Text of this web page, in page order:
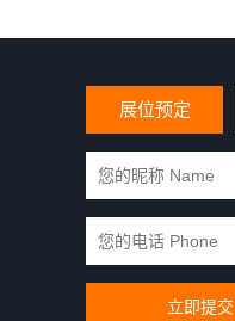
展位预定